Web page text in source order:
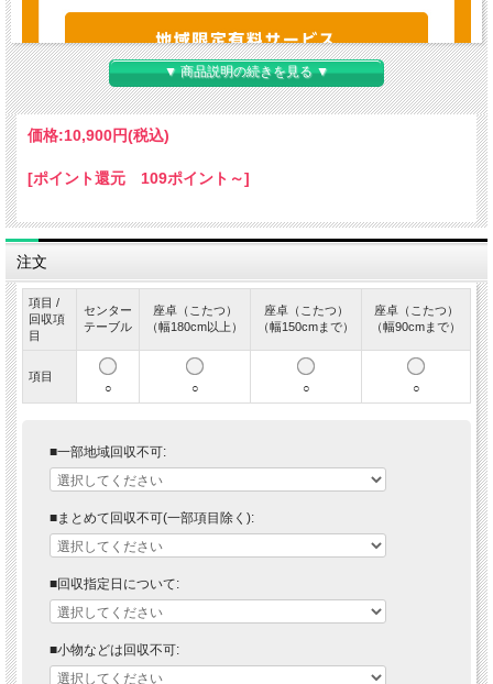
▼ 商品説明の続きを見る ▼
価格:10,900円(税込)
[ポイント還元 109ポイント～]
注文
項目 /
回収項
目
センター
テーブル
座卓（こたつ）
（幅180cm以上）
座卓（こたつ）
（幅150cmまで）
座卓（こたつ）
（幅90cmまで）
項目
○
○ ○ ○
■一部地域回収不可:
■まとめて回収不可(一部項目除く):
■回収指定日について:
■小物などは回収不可: